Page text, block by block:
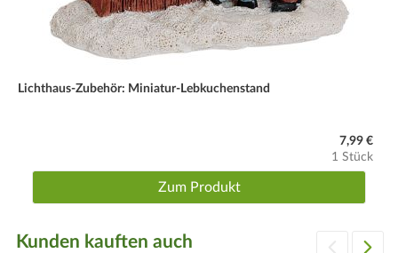
Lichthaus-Zubehör: Miniatur-Lebkuchenstand
7,99 €
1 Stück
Zum Produkt
Kunden kauften auch